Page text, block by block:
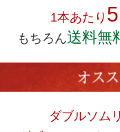
1本あたり
もちろん送料無
ダブルソム